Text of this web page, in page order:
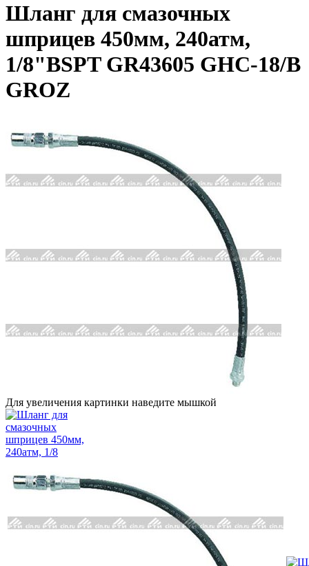
Шланг для смазочных
шприцев 450мм, 240атм,
1/8"BSPT GR43605 GHC-18/B
GROZ
Для увеличения картинки наведите мышкой